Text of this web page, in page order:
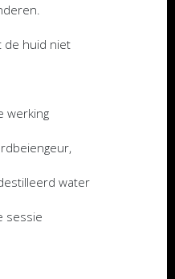
de huid niet
werking
water
sessie